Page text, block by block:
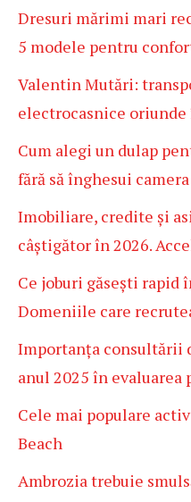
Dresuri mărimi mari
5 modele pentru
Valentin Mutări:
electrocasnice oriunde
Cum alegi un dulap
fără să înghesui camera
Imobiliare, credite și
câștigător în 2026.
Ce joburi găsești rapid
Domeniile care
Importanța consultării
anul 2025 în
Cele mai populare
Beach
Ambrozia trebuie